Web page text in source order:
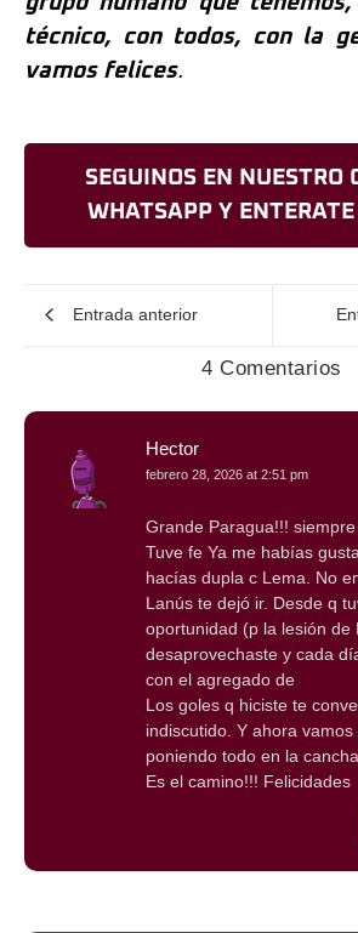
técnico, con todos, con la
vamos felices.
SEGUINOS EN NUESTRO
WHATSAPP Y ENTERATE
Entrada anterior
4 Comentarios
Hector
febrero 28, 2026 at 2:51 pm
Grande Paragua!!!
Tuve fe Ya me habías
hacías dupla c Lema. No
Lanús te dejó ir. Desde q
oportunidad (p la lesión de
desaprovechaste y cada
con el agregado de
Los goles q hiciste te
indiscutido. Y ahora
poniendo todo en la
Es el camino!!! Felicidades